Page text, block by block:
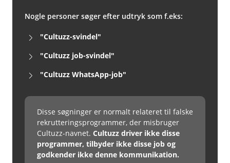
Nogle personer søger efter udtryk som f.eks:
"Cultuzz-svindel"
"Cultuzz job-svindel"
"Cultuzz WhatsApp-job"
Disse søgninger er normalt relateret til falske
rekrutteringsprogrammer, der misbruger
Cultuzz-navnet. Cultuzz driver ikke disse
programmer, tilbyder ikke disse job og
godkender ikke denne kommunikation.